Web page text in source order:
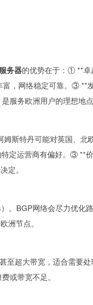
务器的优势在于：① **卓
，网络稳定可靠。③ **
服务欧洲用户的理想地点
斯特丹可能对英国、北
定运营商有偏好。③ **
定。
）。BGP网络会尽力优化
洲节点。
至超大带宽，适合需要
或带宽不足。